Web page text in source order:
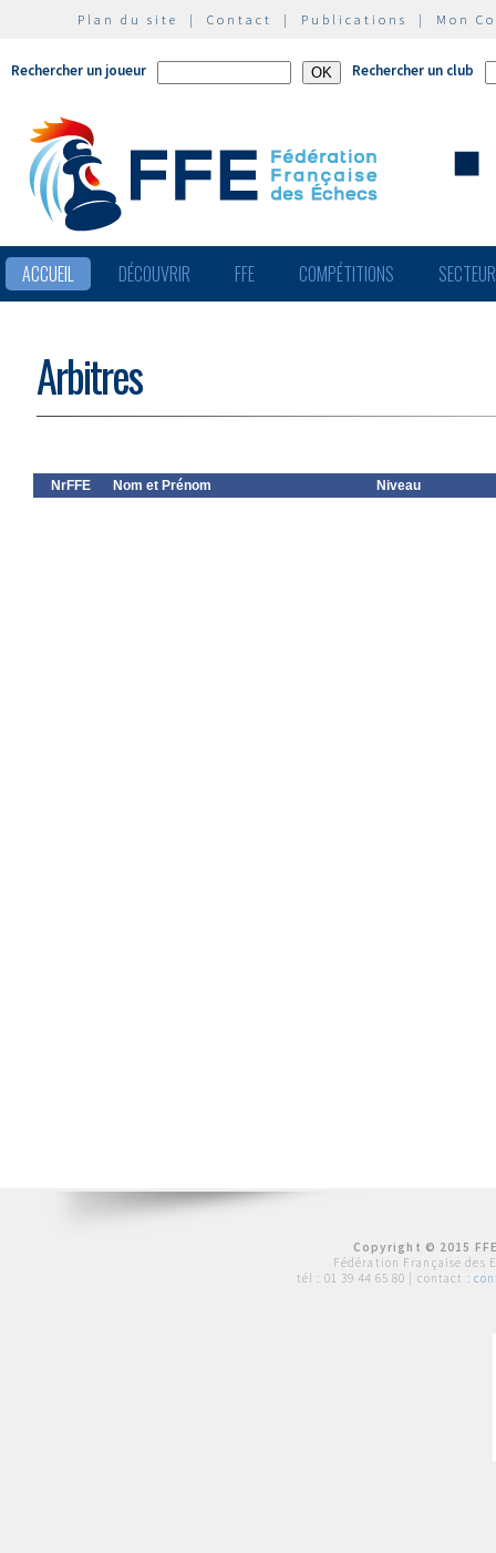
Plan du site | Contact | Publications | Mon
Rechercher un joueur Rechercher un club
ACCUEIL DÉCOUVRIR FFE COMPÉTITIONS
Arbitres
NrFFE Nom et Prénom Niveau
Copyright © 2015
Fédération Française des
tél : 01 39 44 65 80 | contact :